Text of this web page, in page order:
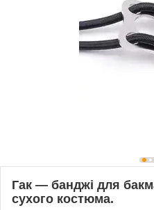
Гак — банджі для
сухого костюма.